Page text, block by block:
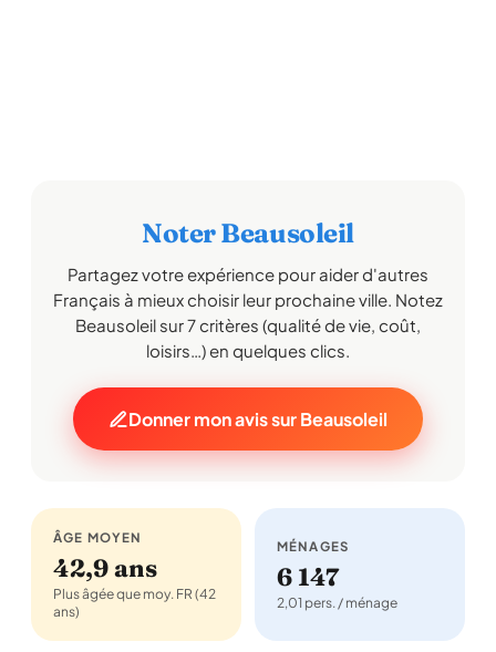
Noter Beausoleil
Partagez votre expérience pour aider d'autres
Français à mieux choisir leur prochaine ville. Notez
Beausoleil sur 7 critères (qualité de vie, coût,
loisirs…) en quelques clics.
Donner mon avis sur Beausoleil
ÂGE MOYEN
42,9 ans
Plus âgée que moy. FR (42
ans)
MÉNAGES
6 147
2,01 pers. / ménage